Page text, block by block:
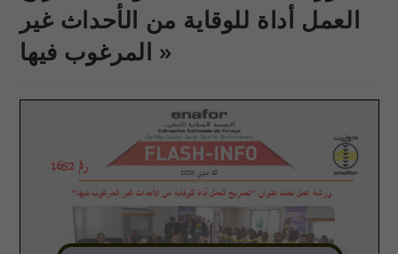
العمل أداة للوقاية من الأحداث غير
المرغوب فيها »